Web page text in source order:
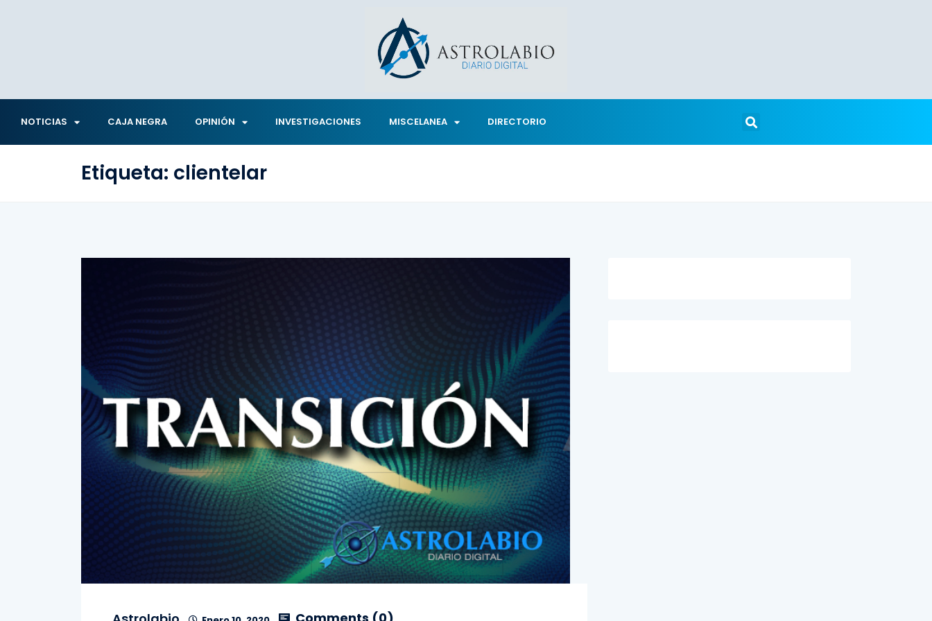
NOTICIAS CAJA NEGRA OPINIÓN INVESTIGACIONES MISCELANEA DIRECTORIO
Etiqueta: clientelar
Comments (0)